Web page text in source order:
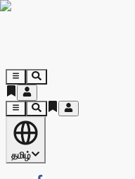
தமிழ்